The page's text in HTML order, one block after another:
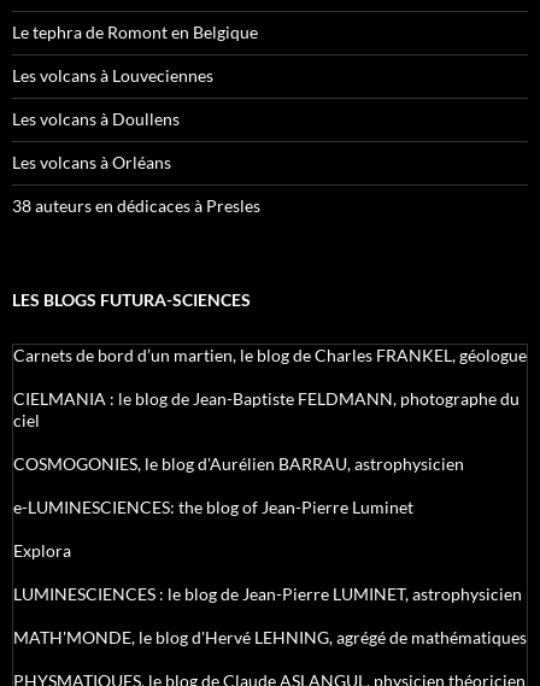
Le tephra de Romont en Belgique
Les volcans à Louveciennes
Les volcans à Doullens
Les volcans à Orléans
38 auteurs en dédicaces à Presles
LES BLOGS FUTURA-SCIENCES
Carnets de bord d’un martien, le blog de Charles FRANKEL, géologue
CIELMANIA : le blog de Jean-Baptiste FELDMANN, photographe du
ciel
COSMOGONIES, le blog d'Aurélien BARRAU, astrophysicien
e-LUMINESCIENCES: the blog of Jean-Pierre Luminet
Explora
LUMINESCIENCES : le blog de Jean-Pierre LUMINET, astrophysicien
MATH'MONDE, le blog d'Hervé LEHNING, agrégé de mathématiques
PHYSMATIQUES, le blog de Claude ASLANGUL, physicien théoricien